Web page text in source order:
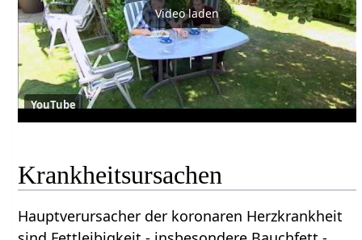
Video laden
YouTube
Krankheitsursachen
Hauptverursacher der koronaren Herzkrankheit